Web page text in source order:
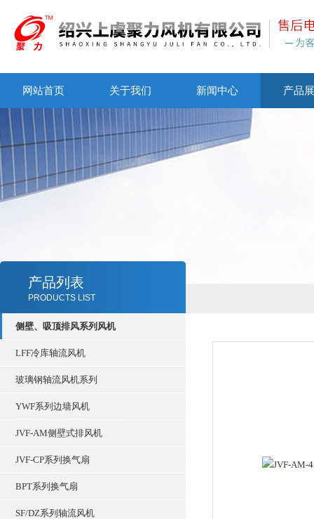
网站首页 关于我们 新闻中心 产品
产品列表
PRODUCTS LIST
侧壁、吸顶排风系列风机
LFF冷库轴流风机
玻璃钢轴流风机系列
YWF系列边墙风机
JVF-AM侧壁式排风机
JVF-CP系列换气扇
BPT系列换气扇
SF/DZ系列轴流风机